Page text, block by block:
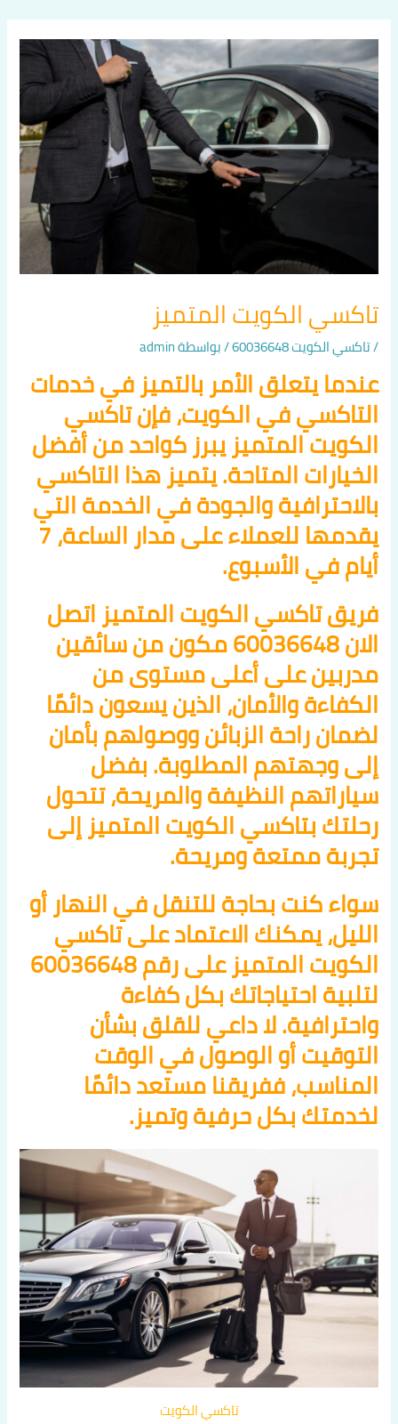
المحتوى
تاكسي الكويت المتميز
/تاكسي الكويت 60036648 / بواسطةadmin
عندما يتعلق الأمر بالتميز في خدمات
التاكسي في الكويت، فإن تاكسي
الكويت المتميز يبرز كواحد من أفضل
الخيارات المتاحة. يتميز هذا التاكسي
بالاحترافية والجودة في الخدمة التي
يقدمها للعملاء على مدار الساعة، 7
أيام في الأسبوع.
فريق تاكسي الكويت المتميز اتصل
الان 60036648 مكون من سائقين
مدربين على أعلى مستوى من
الكفاءة والأمان، الذين يسعون دائمًا
لضمان راحة الزبائن ووصولهم بأمان
إلى وجهتهم المطلوبة. بفضل
سياراتهم النظيفة والمريحة، تتحول
رحلتك بتاكسي الكويت المتميز إلى
تجربة ممتعة ومريحة.
سواء كنت بحاجة للتنقل في النهار أو
الليل، يمكنك الاعتماد على تاكسي
الكويت المتميز على رقم 60036648
لتلبية احتياجاتك بكل كفاءة
واحترافية. لا داعي للقلق بشأن
التوقيت أو الوصول في الوقت
المناسب، ففريقنا مستعد دائمًا
لخدمتك بكل حرفية وتميز.
تاكسي الكويت